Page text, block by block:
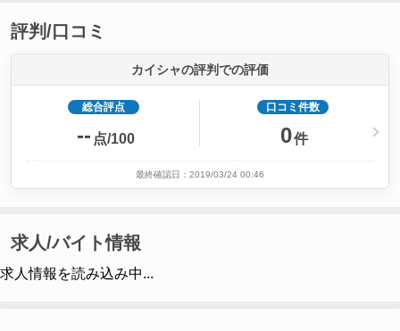
評判/口コミ
カイシャの評判での評価
総合評点
-- 点/100
口コミ件数
0件
最終確認日：2019/03/24 00:46
求人/バイト情報
求人情報を読み込み中...